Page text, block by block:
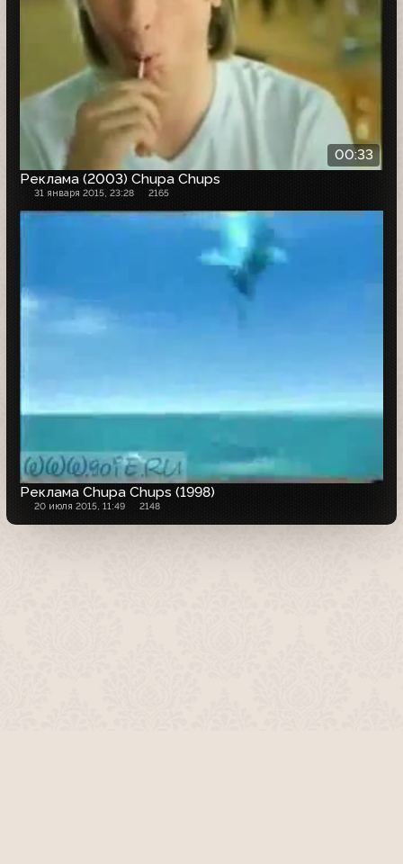
00:33
Реклама (2003) Chupa Chups
31 января 2015, 23:28 2165
Реклама Chupa Chups (1998)
20 июля 2015, 11:49 2148